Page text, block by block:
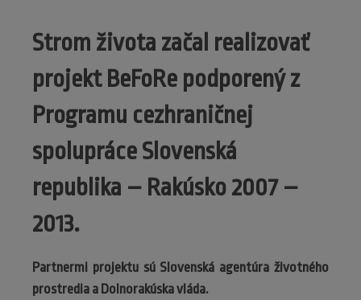
Strom života začal realizovať
projekt BeFoRe podporený z
Programu cezhraničnej
spolupráce Slovenská
republika – Rakúsko 2007 –
2013.
Partnermi projektu sú Slovenská agentúra životného
prostredia a Dolnorakúska vláda.